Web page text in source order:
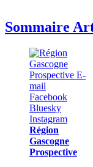
Sommaire
Région
Gascogne
Prospective